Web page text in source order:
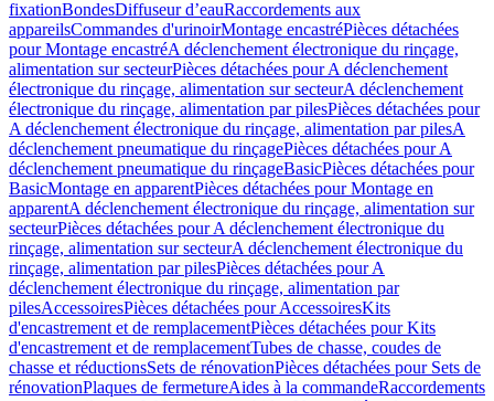
fixationBondesDiffuseur d’eauRaccordements aux
appareilsCommandes d'urinoirMontage encastréPièces détachées
pour Montage encastréA déclenchement électronique du rinçage,
alimentation sur secteurPièces détachées pour A déclenchement
électronique du rinçage, alimentation sur secteurA déclenchement
électronique du rinçage, alimentation par pilesPièces détachées pour
A déclenchement électronique du rinçage, alimentation par pilesA
déclenchement pneumatique du rinçagePièces détachées pour A
déclenchement pneumatique du rinçageBasicPièces détachées pour
BasicMontage en apparentPièces détachées pour Montage en
apparentA déclenchement électronique du rinçage, alimentation sur
secteurPièces détachées pour A déclenchement électronique du
rinçage, alimentation sur secteurA déclenchement électronique du
rinçage, alimentation par pilesPièces détachées pour A
déclenchement électronique du rinçage, alimentation par
pilesAccessoiresPièces détachées pour AccessoiresKits
d'encastrement et de remplacementPièces détachées pour Kits
d'encastrement et de remplacementTubes de chasse, coudes de
chasse et réductionsSets de rénovationPièces détachées pour Sets de
rénovationPlaques de fermetureAides à la commandeRaccordements